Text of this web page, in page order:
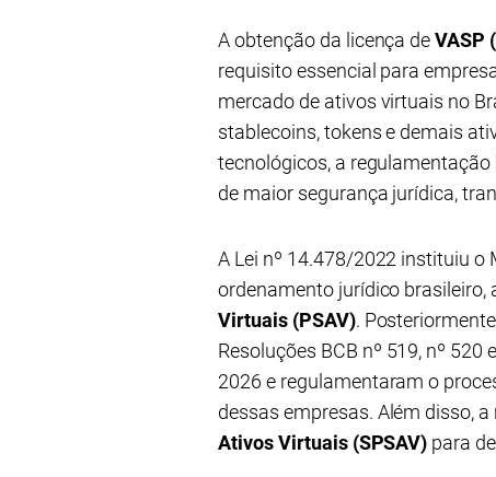
A obtenção da licença deVASP
requisito essencial para
mercado de ativos virtuais no
stablecoins, tokens e demais
tecnológicos, a
de maior segurança jurídica,
A Lei nº 14.478/2022 instituiu o
ordenamento jurídico brasileiro,
Virtuais (PSAV).
Resoluções BCB nº 519, nº
2026 e regulamentaram o
dessas empresas. Além disso,
Ativos Virtuais (SPSAV) para